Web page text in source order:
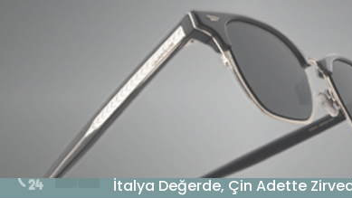
7 Ağustos 2026 - 10:16
İtalya Değerde, Çin Adette